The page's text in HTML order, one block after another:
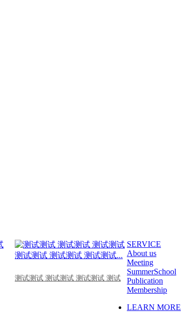
测试测试 测试测试 测试测试 测试
SERVICE
About us
Meeting
SummerSchool
Publication
Membership
LEARN MORE